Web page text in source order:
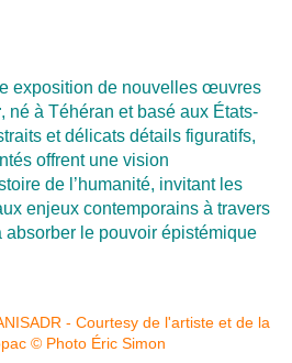
exposition de nouvelles œuvres
, né à Téhéran et basé aux États-
et délicats détails figuratifs,
offrent une vision
de l’humanité, invitant les
enjeux contemporains à travers
absorber le pouvoir épistémique